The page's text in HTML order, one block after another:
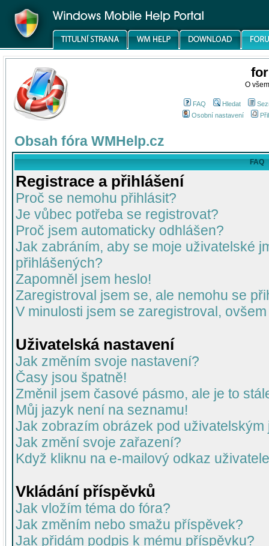
O
FAQ Hledat
Osobní nastavení
Obsah fóra WMHelp.cz
FAQ
Registrace a přihlášení
Proč se nemohu přihlásit?
Je vůbec potřeba se registrovat?
Proč jsem automaticky odhlášen?
Jak zabráním, aby se moje uživatelské
přihlášených?
Zapomněl jsem heslo!
Zaregistroval jsem se, ale nemohu se
V minulosti jsem se zaregistroval,
Uživatelská nastavení
Jak změním svoje nastavení?
Časy jsou špatně!
Změnil jsem časové pásmo, ale je to
Můj jazyk není na seznamu!
Jak zobrazím obrázek pod uživatelským
Jak změní svoje zařazení?
Když kliknu na e-mailový odkaz
Vkládání příspěvků
Jak vložím téma do fóra?
Jak změním nebo smažu příspěvek?
Jak přidám podpis k mému příspěvku?